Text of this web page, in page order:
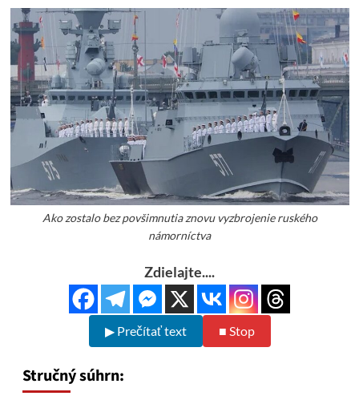
Ako zostalo bez povšimnutia znovu vyzbrojenie ruského
námorníctva
Zdielajte....
▶ Prečítať text ■ Stop
Stručný súhrn: